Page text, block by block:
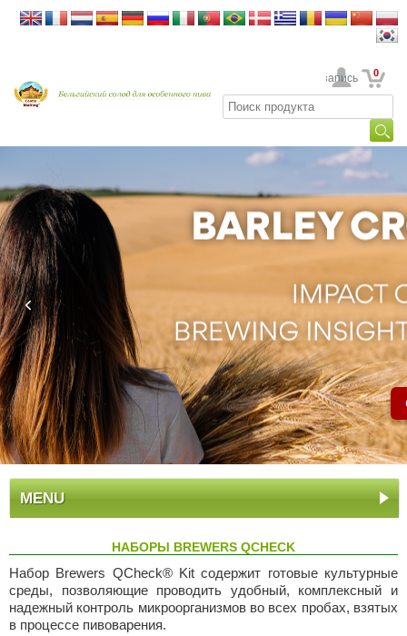
Ваша учетная запись 0
MENU
НАБОРЫ BREWERS QCHECK
Набор Brewers QCheck® Kit содержит готовые культурные
среды, позволяющие проводить удобный, комплексный и
надежный контроль микроорганизмов во всех пробах, взятых
в процессе пивоварения.